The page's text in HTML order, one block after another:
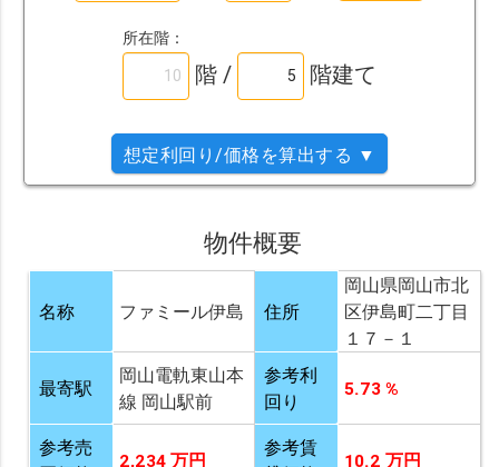
所在階：
階 / 階建て
想定利回り/価格を算出する ▼
物件概要
名称 ファミール伊島 住所
岡山県岡山市北
区伊島町二丁目
１７－１
最寄駅
岡山電軌東山本
線 岡山駅前
参考利
回り
5.73 %
参考売
2,234 万円
参考賃
10.2 万円